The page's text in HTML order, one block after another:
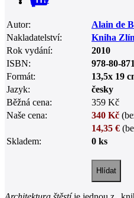
Autor:
Alain de
Nakladatelství:
Kniha Zlín
Rok vydání:
2010
ISBN:
978-80-
Formát:
13,5x 19
Jazyk:
česky
Běžná cena:
359 Kč
Naše cena:
340 Kč
14,35 €
Skladem:
0 ks